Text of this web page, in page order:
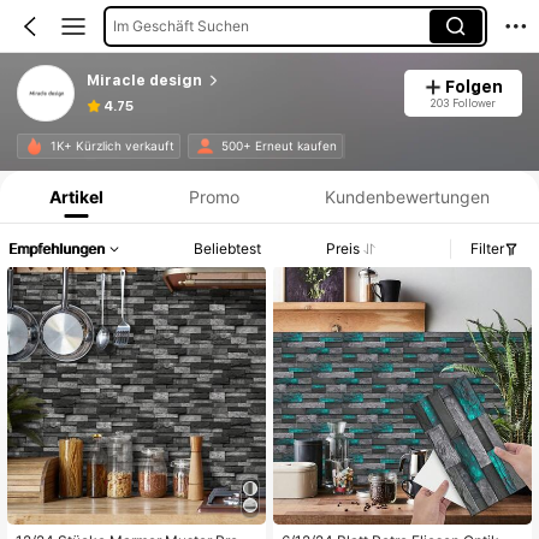
Im Geschäft Suchen
Miracle design
4.75
Folgen
203 Follower
1K+ Kürzlich verkauft 500+ Erneut kaufen
Produktinformation: Preisangabe, Verkaufs- und Lagerbestandsdetails.
Artikel Promo Kundenbewertungen
Empfehlungen Beliebtest Preis Filter